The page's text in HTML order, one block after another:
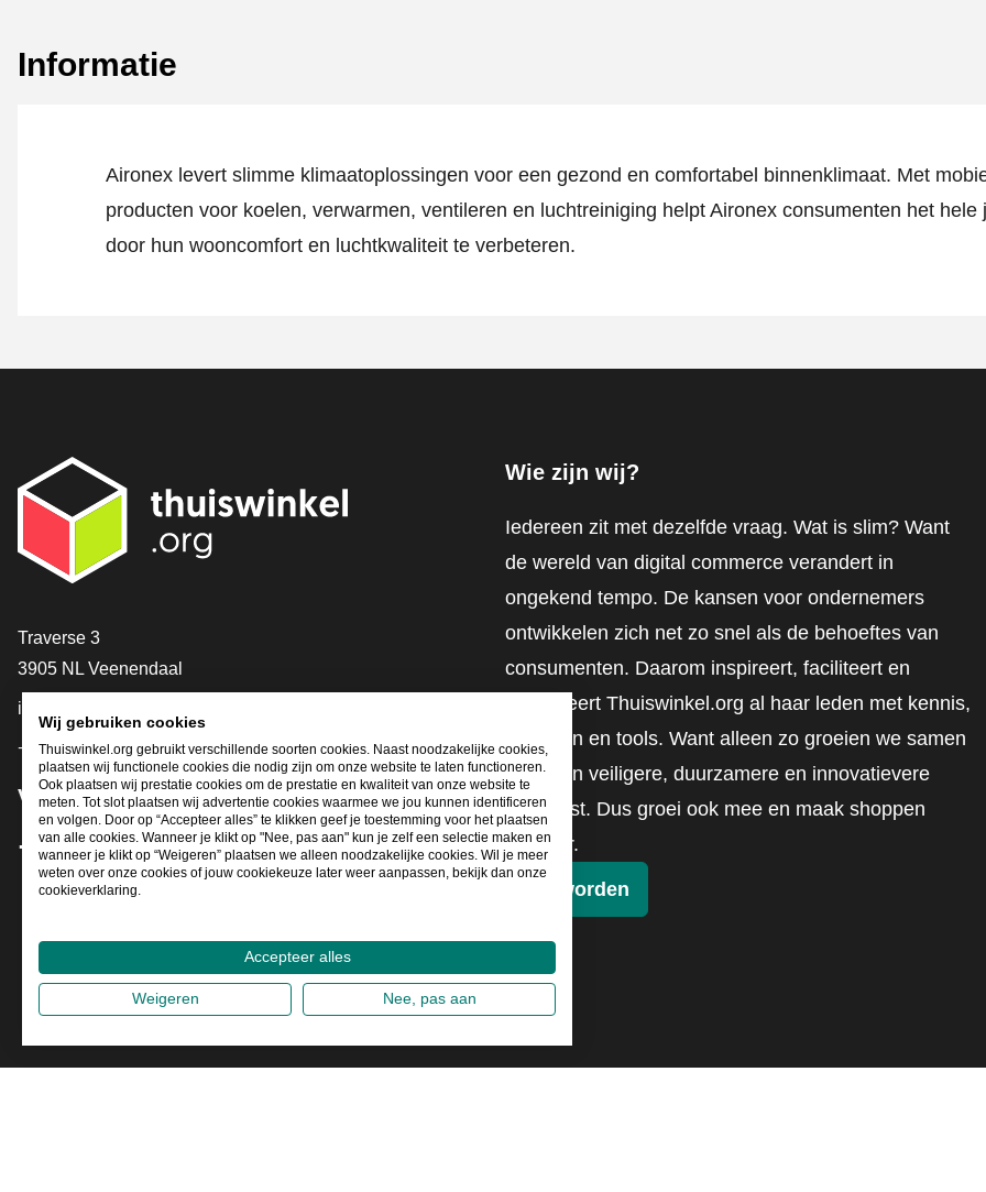
Informatie
Aironex levert slimme klimaatoplossingen voor een gezond en comfortabel binnenklimaat. Met
producten voor koelen, verwarmen, ventileren en luchtreiniging helpt Aironex consumenten het hele
door hun wooncomfort en luchtkwaliteit te verbeteren.
Contact
Traverse 3
3905 NL Veenendaal
info@thuiswinkel.org
+31 (0)318 64 85 75
Volg je ons al?
Facebook
X LinkedIn
Instagram
YouTube
Wie zijn wij?
Iedereen zit met dezelfde vraag. Wat is slim? Want
de wereld van digital commerce verandert in
ongekend tempo. De kansen voor ondernemers
ontwikkelen zich net zo snel als de behoeftes van
consumenten. Daarom inspireert, faciliteert en
mobiliseert Thuiswinkel.org al haar leden met kennis,
inzichten en tools. Want alleen zo groeien we samen
naar een veiligere, duurzamere en innovatievere
toekomst. Dus groei ook mee en maak shoppen
slimmer.
Lid worden
Wij gebruiken cookies
Thuiswinkel.org gebruikt verschillende soorten cookies. Naast noodzakelijke cookies,
plaatsen wij functionele cookies die nodig zijn om onze website te laten functioneren.
Ook plaatsen wij prestatie cookies om de prestatie en kwaliteit van onze website te
meten. Tot slot plaatsen wij advertentie cookies waarmee we jou kunnen identificeren
en volgen. Door op “Accepteer alles” te klikken geef je toestemming voor het plaatsen
van alle cookies. Wanneer je klikt op "Nee, pas aan" kun je zelf een selectie maken en
wanneer je klikt op “Weigeren” plaatsen we alleen noodzakelijke cookies. Wil je meer
weten over onze cookies of jouw cookiekeuze later weer aanpassen, bekijk dan onze
cookieverklaring.
Accepteer alles
Weigeren Nee, pas aan